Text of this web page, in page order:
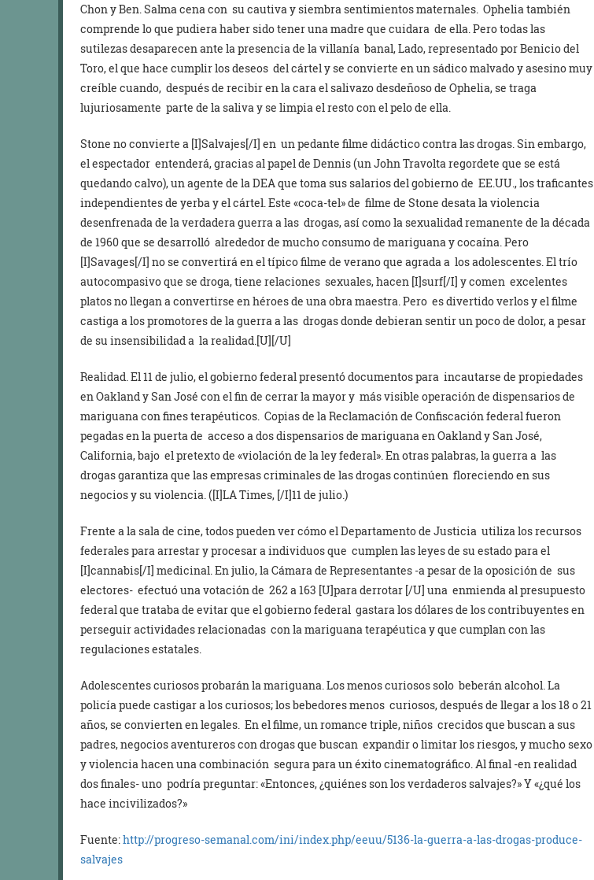
Chon y Ben. Salma cena con su cautiva y siembra sentimientos maternales. Ophelia también
comprende lo que pudiera haber sido tener una madre que cuidara de ella. Pero todas las
sutilezas desaparecen ante la presencia de la villanía banal, Lado, representado por Benicio del
Toro, el que hace cumplir los deseos del cártel y se convierte en un sádico malvado y asesino muy
creíble cuando, después de recibir en la cara el salivazo desdeñoso de Ophelia, se traga
lujuriosamente parte de la saliva y se limpia el resto con el pelo de ella.
Stone no convierte a [I]Salvajes[/I] en un pedante filme didáctico contra las drogas. Sin embargo,
el espectador entenderá, gracias al papel de Dennis (un John Travolta regordete que se está
quedando calvo), un agente de la DEA que toma sus salarios del gobierno de EE.UU., los traficantes
independientes de yerba y el cártel. Este «coca-tel» de filme de Stone desata la violencia
desenfrenada de la verdadera guerra a las drogas, así como la sexualidad remanente de la década
de 1960 que se desarrolló alrededor de mucho consumo de mariguana y cocaína. Pero
[I]Savages[/I] no se convertirá en el típico filme de verano que agrada a los adolescentes. El trío
autocompasivo que se droga, tiene relaciones sexuales, hacen [I]surf[/I] y comen excelentes
platos no llegan a convertirse en héroes de una obra maestra. Pero es divertido verlos y el filme
castiga a los promotores de la guerra a las drogas donde debieran sentir un poco de dolor, a pesar
de su insensibilidad a la realidad.[U][/U]
Realidad. El 11 de julio, el gobierno federal presentó documentos para incautarse de propiedades
en Oakland y San José con el fin de cerrar la mayor y más visible operación de dispensarios de
mariguana con fines terapéuticos. Copias de la Reclamación de Confiscación federal fueron
pegadas en la puerta de acceso a dos dispensarios de mariguana en Oakland y San José,
California, bajo el pretexto de «violación de la ley federal». En otras palabras, la guerra a las
drogas garantiza que las empresas criminales de las drogas continúen floreciendo en sus
negocios y su violencia. ([I]LA Times, [/I]11 de julio.)
Frente a la sala de cine, todos pueden ver cómo el Departamento de Justicia utiliza los recursos
federales para arrestar y procesar a individuos que cumplen las leyes de su estado para el
[I]cannabis[/I] medicinal. En julio, la Cámara de Representantes -a pesar de la oposición de sus
electores- efectuó una votación de 262 a 163 [U]para derrotar [/U] una enmienda al presupuesto
federal que trataba de evitar que el gobierno federal gastara los dólares de los contribuyentes en
perseguir actividades relacionadas con la mariguana terapéutica y que cumplan con las
regulaciones estatales.
Adolescentes curiosos probarán la mariguana. Los menos curiosos solo beberán alcohol. La
policía puede castigar a los curiosos; los bebedores menos curiosos, después de llegar a los 18 o 21
años, se convierten en legales. En el filme, un romance triple, niños crecidos que buscan a sus
padres, negocios aventureros con drogas que buscan expandir o limitar los riesgos, y mucho sexo
y violencia hacen una combinación segura para un éxito cinematográfico. Al final -en realidad
dos finales- uno podría preguntar: «Entonces, ¿quiénes son los verdaderos salvajes?» Y «¿qué los
hace incivilizados?»
Fuente:http://progreso-semanal.com/ini/index.php/eeuu/5136-la-guerra-a-las-drogas-produce-
salvajes